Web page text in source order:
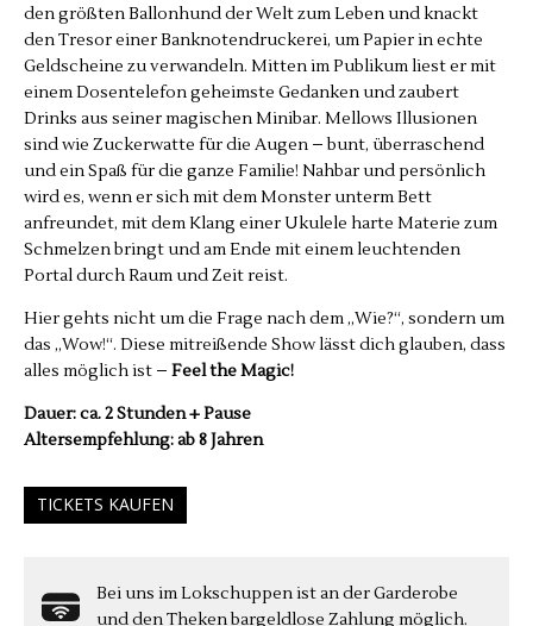
den größten Ballonhund der Welt zum Leben und knackt
den Tresor einer Banknotendruckerei, um Papier in echte
Geldscheine zu verwandeln. Mitten im Publikum liest er mit
einem Dosentelefon geheimste Gedanken und zaubert
Drinks aus seiner magischen Minibar. Mellows Illusionen
sind wie Zuckerwatte für die Augen – bunt, überraschend
und ein Spaß für die ganze Familie! Nahbar und persönlich
wird es, wenn er sich mit dem Monster unterm Bett
anfreundet, mit dem Klang einer Ukulele harte Materie zum
Schmelzen bringt und am Ende mit einem leuchtenden
Portal durch Raum und Zeit reist.
Hier gehts nicht um die Frage nach dem „Wie?“, sondern um
das „Wow!“. Diese mitreißende Show lässt dich glauben, dass
alles möglich ist – Feel the Magic!
Dauer: ca. 2 Stunden + Pause
Altersempfehlung: ab 8 Jahren
TICKETS KAUFEN
Bei uns im Lokschuppen ist an der Garderobe
und den Theken bargeldlose Zahlung möglich.